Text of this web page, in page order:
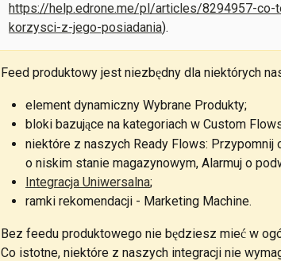
https://help.edrone.me/pl/articles/8294957-
korzysci-z-jego-posiadania).
Feed produktowy jest niezbędny dla niektórych
element dynamiczny Wybrane Produkty;
bloki bazujące na kategoriach w Custom
niektóre z naszych Ready Flows: Przypomnij
o niskim stanie magazynowym, Alarmuj o
Integracja Uniwersalna;
ramki rekomendacji - Marketing Machine.
Bez feedu produktowego nie będziesz mieć w
Co istotne, niektóre z naszych integracji nie